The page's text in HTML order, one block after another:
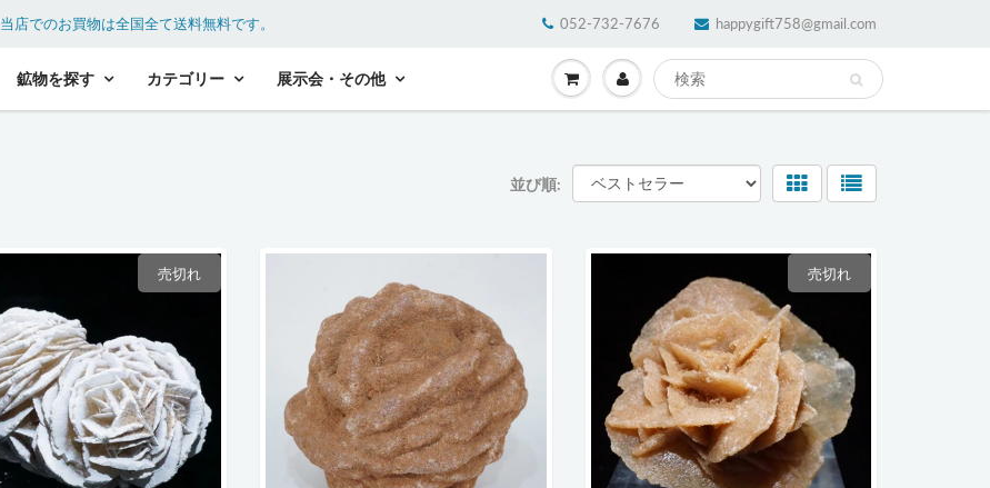
当店でのお買物は全国全て送料無料です。 052-732-7676 happygift758@gmail.com
鉱物を探す カテゴリー 展示会・その他
並び順:
売切れ 売切れ